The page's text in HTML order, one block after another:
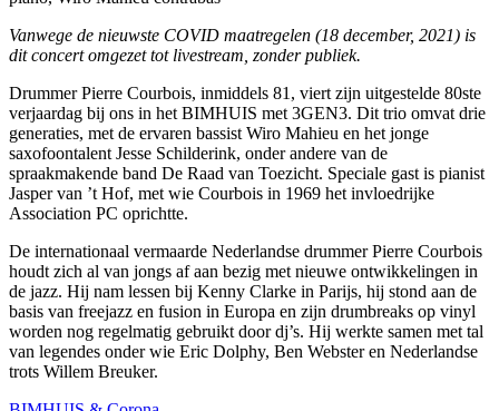
Vanwege de nieuwste COVID maatregelen (18 december, 2021) is
dit concert omgezet tot livestream, zonder publiek.
Drummer Pierre Courbois, inmiddels 81, viert zijn uitgestelde 80ste
verjaardag bij ons in het BIMHUIS met 3GEN3. Dit trio omvat drie
generaties, met de ervaren bassist Wiro Mahieu en het jonge
saxofoontalent Jesse Schilderink, onder andere van de
spraakmakende band De Raad van Toezicht. Speciale gast is pianist
Jasper van ’t Hof, met wie Courbois in 1969 het invloedrijke
Association PC oprichtte.
De internationaal vermaarde Nederlandse drummer Pierre Courbois
houdt zich al van jongs af aan bezig met nieuwe ontwikkelingen in
de jazz. Hij nam lessen bij Kenny Clarke in Parijs, hij stond aan de
basis van freejazz en fusion in Europa en zijn drumbreaks op vinyl
worden nog regelmatig gebruikt door dj’s. Hij werkte samen met tal
van legendes onder wie Eric Dolphy, Ben Webster en Nederlandse
trots Willem Breuker.